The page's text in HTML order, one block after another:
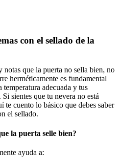
con el sellado de la
que la puerta no sella bien, no
herméticamente es fundamental
temperatura adecuada y tus
sientes que tu nevera no está
te cuento lo básico que debes saber
el sellado.
la puerta selle bien?
ayuda a: